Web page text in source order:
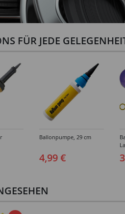
FÜR JEDE
Ballonpumpe, 29 cm
4,99 €